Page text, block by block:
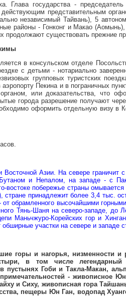
Глава государства -
действующим представительным
независимый Тайвань), 5
районы - Гонконг и Макао
продолжают существовать прежние
в консульском отделе
с детьми - нотариально
групповых туристских
Пекина и в пограничных
или доказательства, что
города разрешение получают
оформить отдельную визу в
Восточной Азии. На севере
и Непалом, на западе - с
востоке побережье страны
стране принадлежит более 3,4 тыс.
от обрамленного высочайшими
Тянь-Шаня на северо-западе, до
Маньчжуро-Корейских гор и
участки на севере и западе
Обязательно стоит осмотреть "Запретный город" - самый большой из сохранившихся в мире дворцовых комплексов императорского дворца Гугун (Дворец старых правителей, XV в.), обнесенный средневековой стеной и буквально насыщенный историческими сооружениями (более 9 тыс. строений). Сегодня во многих помещениях открыты музейные экспозиции, выставлены собрания императорских сокровищ, коллекции часов, марионеток, древнейшие образцы цветной керамики, нефритовые изделия, изделия из бронзы, погребальные статуи времен императора Цинь Шихуана, произведения каллиграфии, живописи, резьбы и другие изделия прикладного искусства. Не менее интересны одна из самых крупных площадей мира - Тяньаньмэнь ("площадь Ворот небесного спокойствия", 880х500 м.), "Передние ворота" Цзянмэнь и ворота Тянаньмэнь (1651 г.), Летний Дворец (Ихэюань, 12 км. от Пекина), императорские парки Бэйхай ("северное море") и Ихэюань ("парк безмятежного отдыха"), обнесенный двумя стенами Храм Неба "Тяньтань" (1420 г.) со знаменитой Хуйинби ("Стена возвращаемого звука"), "круглый город" Туаньчэн с "павильоном Отраженного сияния" Чэнгуандянь и "Стеной девяти драконов" Цзюлунби. Также интересны буддистский храм Юнхэгун (1694-1746 гг.), "храм Конфуция" Кунмяо (1306 г.) к северо-востоку от парка Бэйхай, даосский храм Байюньгуань, мавзолей Мао Цзедуна "Мао чжуси цзиняньтан", музей китайской революции, один из старейших мостов в Китае - Лугоуцяо (Мост Марко Поло, 1189 г.), Национальная галерея, парк Цян-Тан с гробницами 13 императоров династии Мин и "аллеей животных" (50 км. к северу от Пекина), комплекс зданий музеев Истории Китая и Истории китайской революции, Парк Мира с копиями самых известных сооружений мира, "подземный город" времен "Культурной революции" и просто колоссальное количество храмов. Множество туристов привлекают прекрасные музеи китайской столицы - Пекинский музей естествознания, Военный музей китайской революции, Музей прикладного искусства Китая в универмаге Байшэн, Художественный музей Яньхуан, Столичный Музей и множество других. Огромное количество гостей приезжают в Пекин, чтобы посетить его баснословно дешевые рынки. Наиболее популярны рынки Шёлковый (Ксьюшуи), Жемчужный и Яболу (Ябао Луа), магазин "Дружба" на Янгуаменуэй, универмаг "Люфтганза" ("Яньша"), а также сотни торговых точек на "главной улице Китая" - Чананцзе. В 80 км. к северо-западу от Пекина проходят участки Бадалин, Мутянью (90 км. к северу) и Симатай (110 км.